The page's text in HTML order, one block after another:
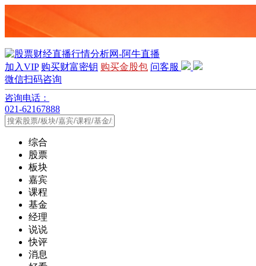
加入VIP 购买财富密钥 购买金股包 问客服
微信扫码咨询
咨询电话：
021-62167888
综合
股票
板块
嘉宾
课程
基金
经理
说说
快评
消息